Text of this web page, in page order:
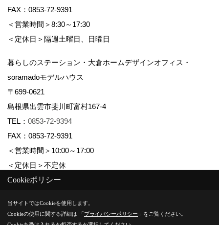
FAX：0853-72-9391
＜営業時間＞8:30～17:30
＜定休日＞隔週土曜日、日曜日
暮らしのステーション・大倉ホームデザインオフィス・
soramadoモデルハウス
〒699-0621
島根県出雲市斐川町富村167-4
TEL： 0853-72-9394
FAX：0853-72-9391
＜営業時間＞10:00～17:00
＜定休日＞不定休
Copyright (c) 株式会社大倉ホーム. All Rights Reserved.
Produced byゴデスクリエイト
Cookieポリシー
当サイトではCookieを使用します。
Cookieの使用に関する詳細は 「プライバシーポリシー 」をご覧ください。